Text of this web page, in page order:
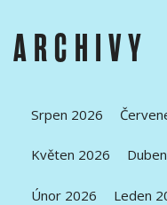
ARCHIVY
Srpen 2026
Květen 2026
Únor 2026 Leden